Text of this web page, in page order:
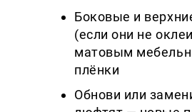
Боковые и
(если они не
матовым
плёнки
Обнови или